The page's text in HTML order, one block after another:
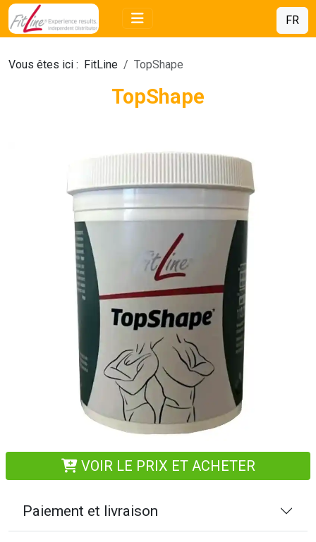
FR
Vous êtes ici : FitLine TopShape
TopShape
VOIR LE PRIX ET ACHETER
Paiement et livraison